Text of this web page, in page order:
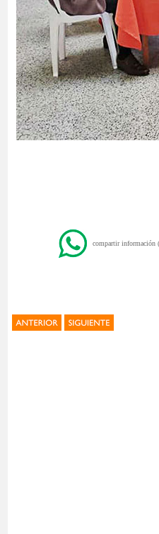
compartir información